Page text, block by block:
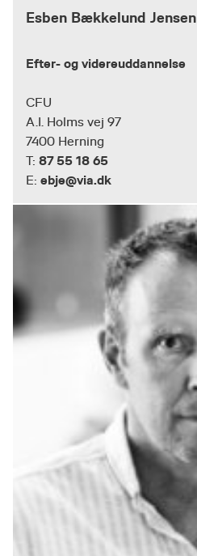
Esben Bækkelund Jensen
Efter- og videreuddannelse
CFU
A.I. Holms vej 97
7400 Herning
T: 87 55 18 65
E: ebje@via.dk